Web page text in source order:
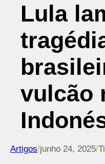
Lula
vulcão
Artigos/junho 24, 2025/